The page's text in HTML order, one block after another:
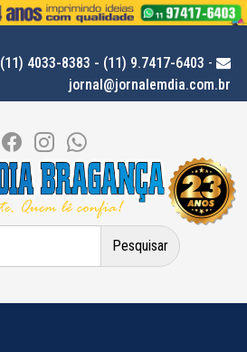
(11) 4033-8383 - (11) 9.7417-6403 -
jornal@jornalemdia.com.br